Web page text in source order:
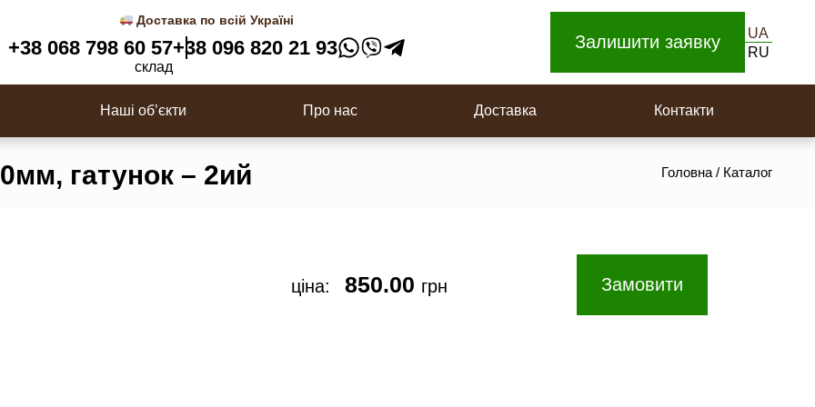
Доставка по всій Україні
+38 068 798 60 57
склад
+38 096 820 21 93 Залишити заявку
UA
RU
Наші об’єкти Про нас Доставка Контакти
гатунок – 2ий Головна / Каталог
ціна: 850.00 грн Замовити